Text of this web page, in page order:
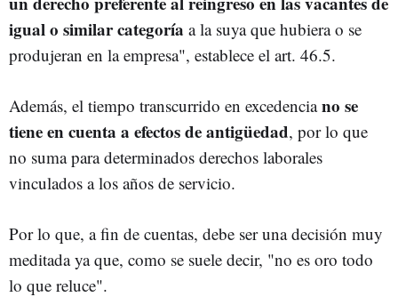
igual o similar categoría a la suya que hubiera o se
produjeran en la empresa", establece el art. 46.5.
Además, el tiempo transcurrido en excedenciano se
tiene en cuenta a efectos de antigüedad, por lo que
no suma para determinados derechos laborales
vinculados a los años de servicio.
Por lo que, a fin de cuentas, debe ser una decisión muy
meditada ya que, como se suele decir, "no es oro todo
lo que reluce".